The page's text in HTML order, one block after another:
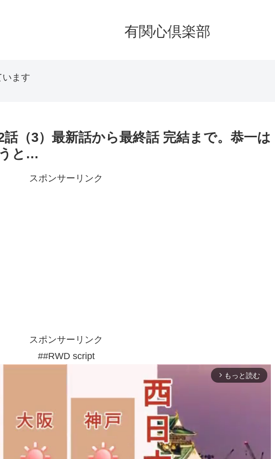
有関心倶楽部
ます
（3）最新話から最終話 完結まで。恭一は
と…
スポンサーリンク
スポンサーリンク
##RWD script
arrow_forward_ios もっと読む